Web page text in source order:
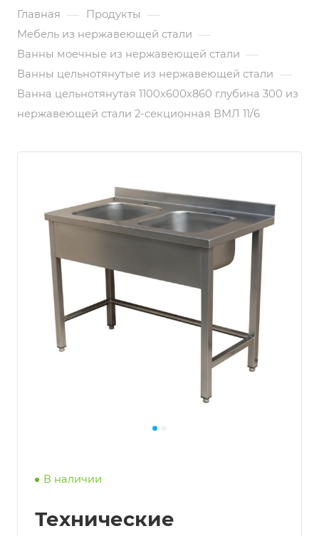
Главная — Продукты —
Мебель из нержавеющей стали —
Ванны моечные из нержавеющей стали —
Ванны цельнотянутые из нержавеющей стали —
Ванна цельнотянутая 1100х600х860 глубина 300 из
нержавеющей стали 2-секционная ВМЛ 11/6
В наличии
Технические